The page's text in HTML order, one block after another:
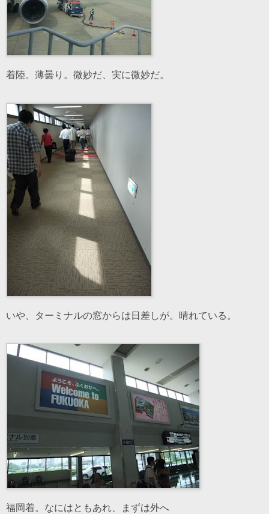
着陸。薄曇り。微妙だ、実に微妙だ。
いや、ターミナルの窓からは日差しが。晴れている。
福岡着。なにはともあれ、まずは外へ